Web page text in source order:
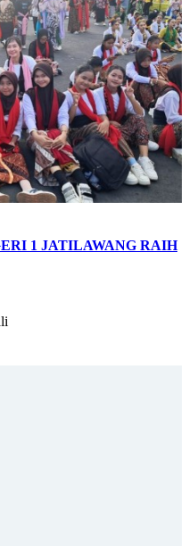
1 JATILAWANG RAIH